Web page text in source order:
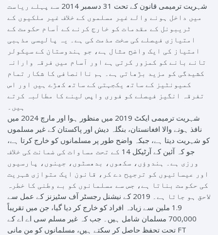
شہریت ترمیمی قانون کے تحت 31 دسمبر 2014 سے پہلے ریاست
میں داخل ہونے والے غیر مسلموں کے خلاف غیر ملکیوں کے
ٹریبونل کے مقدمات کو خارج کرنے کے آسام حکومت کے
امتیازی فیصلے کی سخت مذمت کی ہے۔ یہ پالیسی مذہبی
امتیاز کی ایک واضح مثال ہے، جو ہندوستان کے سیکولر
تانے بانے کو کمزور کرتی ہے اور آسام میں فرقہ وارانہ
کشیدگی کو مزید بڑھاتی ہے۔ ہم ناانصافی کا شکار تمام
کمیونٹیز کے ساتھ یکجہتی کے ساتھ کھڑے ہیں اور اس
تفرقہ انگیز فیصلے کو فوری واپس لینے کا مطالبہ کرتے
ہیں۔
شہریت ترمیمی ایکٹ 2019 میں منظور ہوا اور مارچ 2024 میں
نافذ ہونے والا افغانستان، بنگلہ دیش اور پاکستان کے غیر مسلموں
کو شہریت دیتا ہے، جبکہ واضح طور پر مسلمانوں کو خارج کرتا ہے،
جو کہ آئین کے آرٹیکل 14 کے تحت مساوات کی ضمانت کی خلاف
ورزی ہے۔ ہندوؤں، سکھوں، بدھسٹوں، جینوں، پارسیوں
اور عیسائیوں کو ترجیح دے کر، قانون ایک متوازی شہریت
کی حکومت بناتا ہے، جس سے مسلمانوں کو بے وطنی کا خطرہ
لاحق ہو جاتا ہے۔ 2019 کے نیشنل رجسٹر آف سٹیزنز کے عمل سے
1.9 ملین سے زیادہ افراد کو خارج کر دیا گیا، جن میں تقریباً
700,000 مسلمان شامل ہیں۔ جب کہ غیر مسلم سی اے اے کے
تحت تحفظ حاصل کر سکتے ہیں، مسلمانوں کو من مانی FT